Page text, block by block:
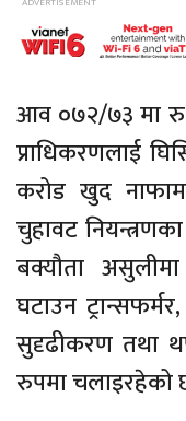
आव ०७२/७३ मा रु
प्राधिकरणलाई
करोड खुद
चुहावट
बक्यौता
घटाउन
सुदृढीकरण तथा
रुपमा चलाइरहेको